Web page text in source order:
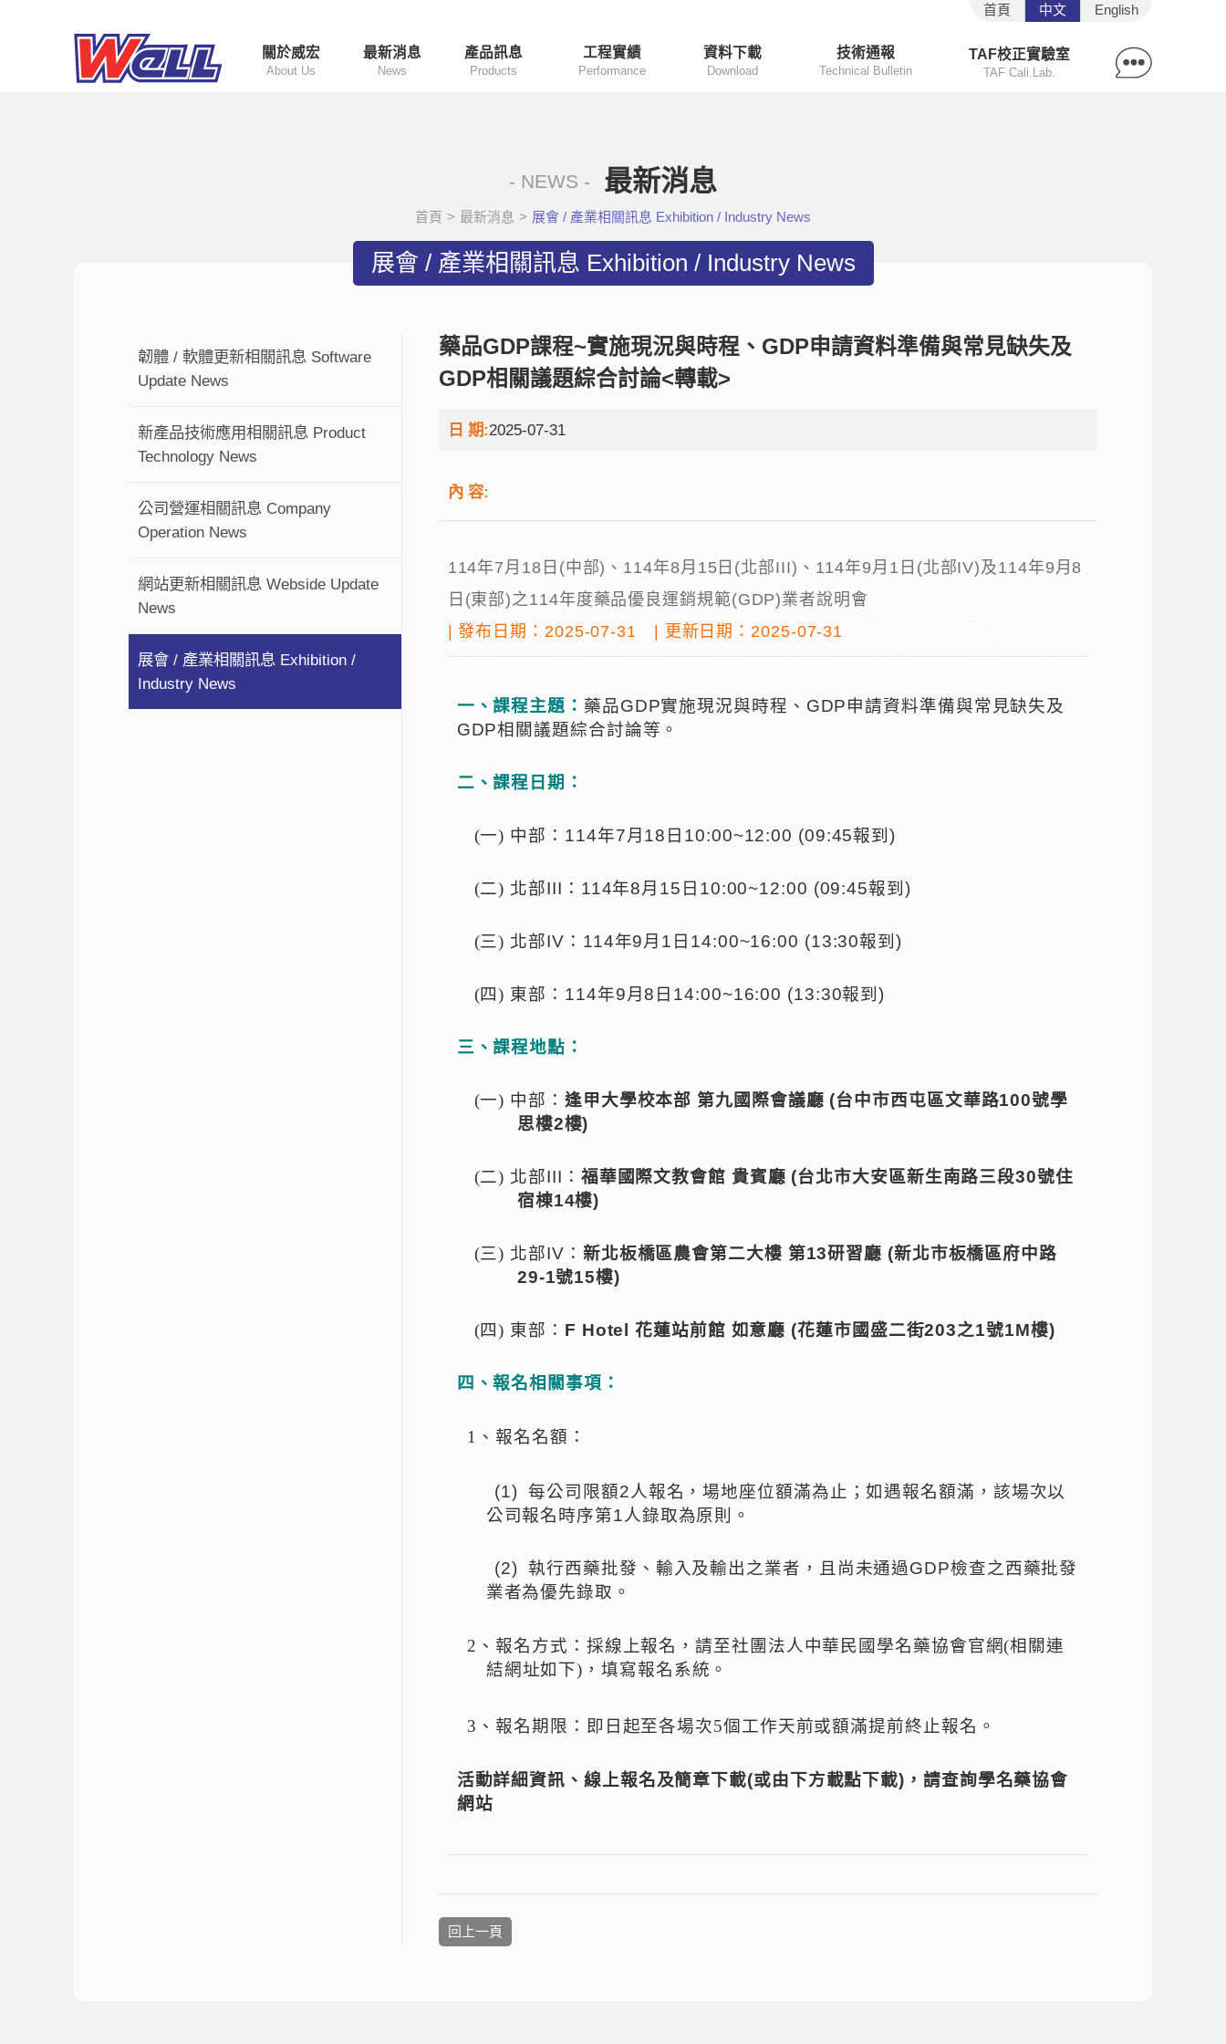
首頁 中文 English
關於威宏
About Us
最新消息
News
產品訊息
Products
工程實績
Performance
資料下載
Download
技術通報
Technical Bulletin
TAF校正實驗室
TAF Cali.Lab.
- NEWS - 最新消息
首頁 > 最新消息 > 展會 / 產業相關訊息 Exhibition / Industry News
展會 / 產業相關訊息 Exhibition / Industry News
韌體 / 軟體更新相關訊息 Software
Update News
新產品技術應用相關訊息 Product
Technology News
公司營運相關訊息 Company
Operation News
網站更新相關訊息 Webside Update
News
展會 / 產業相關訊息 Exhibition /
Industry News
藥品GDP課程~實施現況與時程、GDP申請資料準備與常見缺失及
GDP相關議題綜合討論<轉載>
日 期:2025-07-31
內 容:
114年7月18日(中部)、114年8月15日(北部III)、114年9月1日(北部IV)及114年9月8
日(東部)之114年度藥品優良運銷規範(GDP)業者說明會
| 發布日期：2025-07-31 | 更新日期：2025-07-31
一、課程主題： 藥品GDP實施現況與時程 、 GDP申請資料準備與常見缺失及
GDP相關議題綜合討論等。
二、課程日期：
(一) 中部： 114年7月 18 日 10:00~12:00 (09:45報到)
(二) 北部III ： 114年8月 15 日 10:00~12:00 (09:45報到 )
(三) 北部IV ： 114年9月 1 日 14:00~16:00 (13:30報到)
(四) 東部： 114年9月8 日 14:00~16:00 (13:30報到)
三、課程地點：
(一) 中部： 逢甲大學校本部 第九國際會議廳 (台中市西屯區文華路100號學
思樓2樓)
(二) 北部III ： 福華國際文教會館 貴賓廳 (台北市大安區新生南路三段30號住
宿棟14樓)
(三) 北部IV ： 新北板橋區農會第二大樓 第13研習廳 (新北市板橋區府中路
29-1號15樓)
(四) 東部： F Hotel花蓮站前館 如意廳 (花蓮市國盛二街203之1號1M樓)
四、報名相關事項：
1、報名名額：
(1) 每公司限額2人報名，場地座位額滿為止；如遇報名額滿，該場次以
公司報名時序第1人錄取為原則。
(2) 執行西藥批發、輸入及輸出之業者，且尚未通過GDP檢查之西藥批發
業者為優先錄取。
2、報名方式：採線上報名，請至社團法人中華民國學名藥協會官網(相關連
結網址如下)，填寫報名系統。
3、報名期限：即日起至各場次5個工作天前或額滿提前終止報名。
活動詳細資訊、線上報名及簡章下載(或由下方載點下載) ，請查詢學名藥協會
網站
回上一頁